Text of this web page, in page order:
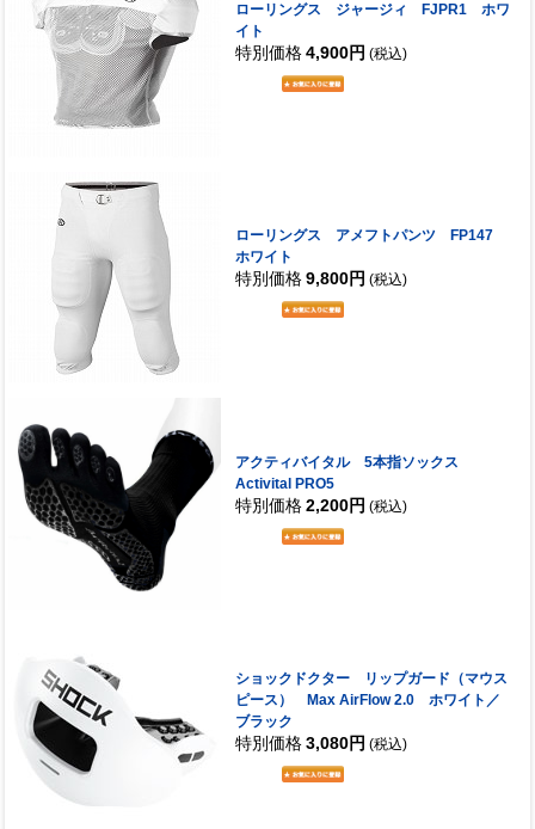
ローリングス ジャージィ FJPR1 ホワ
イト
特別価格 4,900円 (税込)
ローリングス アメフトパンツ FP147
ホワイト
特別価格 9,800円 (税込)
アクティバイタル 5本指ソックス
Activital PRO5
特別価格 2,200円 (税込)
ショックドクター リップガード（マウス
ピース） Max AirFlow 2.0 ホワイト／
ブラック
特別価格 3,080円 (税込)